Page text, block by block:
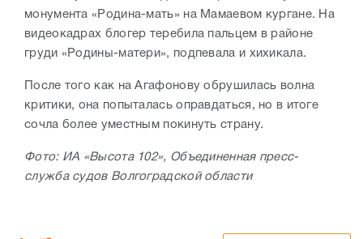
монумента «Родина-мать» на Мамаевом кургане. На
видеокадрах блогер теребила пальцем в районе
груди «Родины-матери», подпевала и хихикала.
После того как на Агафонову обрушилась волна
критики, она попыталась оправдаться, но в итоге
сочла более уместным покинуть страну.
Фото: ИА «Высота 102», Объединенная пресс-
служба судов Волгоградской области